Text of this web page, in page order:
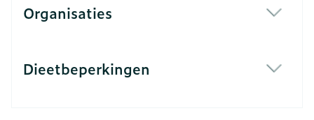
Organisaties
Dieetbeperkingen